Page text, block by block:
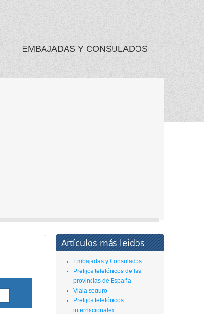
EMBAJADAS Y CONSULADOS
Artículos más leidos
Embajadas y Consulados
Prefijos telefónicos de las
provincias de España
Viaja seguro
Prefijos telefónicos
internacionales